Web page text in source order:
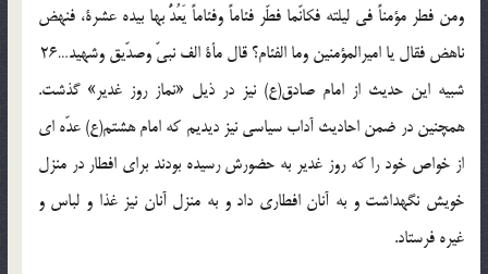
ومن فطر مؤمناً فى ليلته فكانّما فطّر فئاماً وفئاماً يَعُدُّ بها بيده عشرة، فنهض
ناهض فقال يا اميرالمؤمنين وما الفئام؟ قال مأة الف نبىّ وصدّيق وشهيد…26
شبيه اين حديث از امام صادق(ع) نيز در ذيل «نماز روز غدير» گذشت.
همچنين در ضمن احاديث آداب سياسى نيز ديديم كه امام هشتم(ع) عدّه اى
از خواص خود را كه روز غدير به حضورش رسيده بودند براى افطار در منزل
خويش نگهداشت و به آنان افطارى داد و به منزل آنان نيز غذا و لباس و
غيره فرستاد.